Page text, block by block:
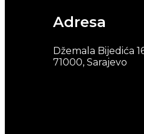
Adresa
Džemala Bijedića
71000, Sarajevo